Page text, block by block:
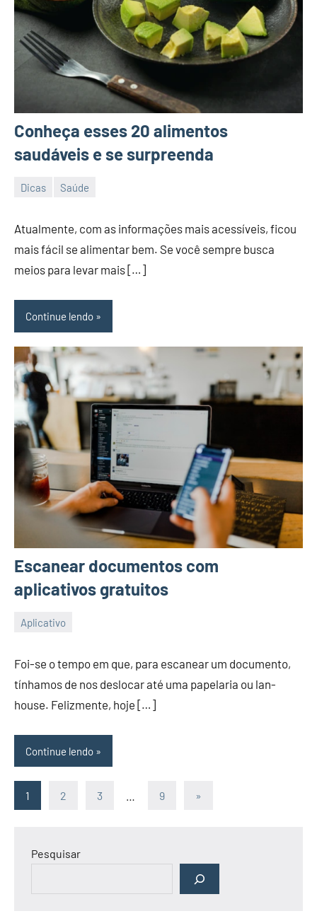
Conheça esses 20 alimentos
saudáveis e se surpreenda
Dicas Saúde
Atualmente, com as informações mais acessíveis, ficou
mais fácil se alimentar bem. Se você sempre busca
meios para levar mais […]
Continue lendo
Escanear documentos com
aplicativos gratuitos
Aplicativo
11/07/2023
Nila
Foi-se o tempo em que, para escanear um documento,
tínhamos de nos deslocar até uma papelaria ou lan-
house. Felizmente, hoje […]
Continue lendo
Paginação
posts
1 2 3 9
Post
»
Pesquisar